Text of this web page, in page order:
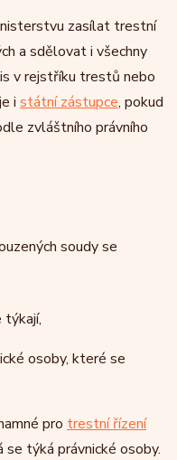
zasílat trestní
a sdělovat i všechny
v rejstříku trestů nebo
i státní zástupce, pokud
zvláštního právního
soudy se
týkají,
osoby, které se
pro trestní řízení
týká právnické osoby.